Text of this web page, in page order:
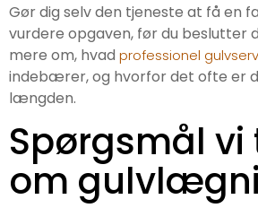
Gør dig selv den tjeneste at få en
vurdere opgaven, før du beslutter
mere om, hvad professionel
indebærer, og hvorfor det ofte er
længden.
Spørgsmål vi
om